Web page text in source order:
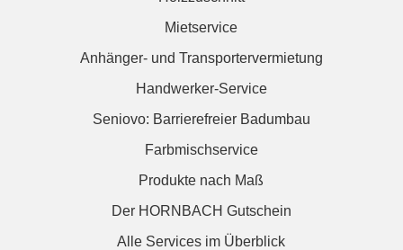
Mietservice
Anhänger- und Transportervermietung
Handwerker-Service
Seniovo: Barrierefreier Badumbau
Farbmischservice
Produkte nach Maß
Der HORNBACH Gutschein
Alle Services im Überblick